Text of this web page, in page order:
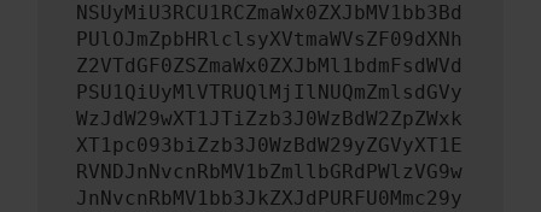
NSUyMiU3RCU1RCZmaWx0ZXJbMV1bb3Bd
PUlOJmZpbHRlclsyXVtmaWVsZF09dXNh
Z2VTdGF0ZSZmaWx0ZXJbMl1bdmFsdWVd
PSU1QiUyMlVTRUQlMjIlNUQmZmlsdGVy
WzJdW29wXT1JTiZzb3J0WzBdW2ZpZWxk
XT1pc093biZzb3J0WzBdW29yZGVyXT1E
RVNDJnNvcnRbMV1bZmllbGRdPWlzVG9w
JnNvcnRbMV1bb3JkZXJdPURFU0Mmc29y